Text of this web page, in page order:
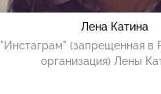
Лена Катина
"Инстаграм" (запрещенная в
организация) Лены